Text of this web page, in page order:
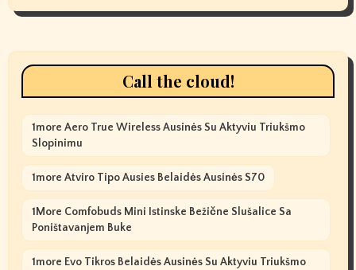
Call the cloud!
1more Aero True Wireless Ausinės Su Aktyviu Triukšmo
Slopinimu
1more Atviro Tipo Ausies Belaidės Ausinės S70
1More Comfobuds Mini Istinske Bežične Slušalice Sa
Poništavanjem Buke
1more Evo Tikros Belaidės Ausinės Su Aktyviu Triukšmo